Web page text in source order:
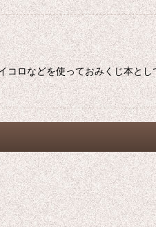
コロなどを使っておみくじ本と